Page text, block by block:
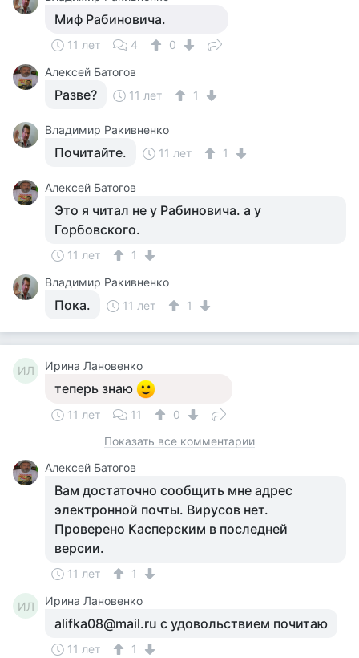
Миф Рабиновича.
11 лет 4
0
Алексей Батогов
Разве? 11 лет 1
Владимир Ракивненко
Почитайте. 11 лет 1
Алексей Батогов
Это я читал не у Рабиновича. а у
Горбовского.
11 лет
1
Владимир Ракивненко
Пока. 11 лет 1
ИЛ Ирина Лановенко
теперь знаю
11 лет 11
0
Показать все комментарии
Алексей Батогов
Вам достаточно сообщить мне адрес
электронной почты. Вирусов нет.
Проверено Касперским в последней
версии.
11 лет 1
ИЛ Ирина Лановенко
alifka08@mail.ru с удовольствием почитаю
11 лет
1